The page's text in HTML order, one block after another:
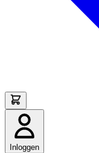
Inloggen